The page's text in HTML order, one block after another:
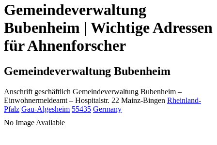
Gemeindeverwaltung
Bubenheim | Wichtige Adressen
für Ahnenforscher
Gemeindeverwaltung Bubenheim
Anschrift geschäftlich Gemeindeverwaltung Bubenheim –
Einwohnermeldeamt – Hospitalstr. 22 Mainz-Bingen Rheinland-
Pfalz Gau-Algesheim 55435 Germany
No Image Available